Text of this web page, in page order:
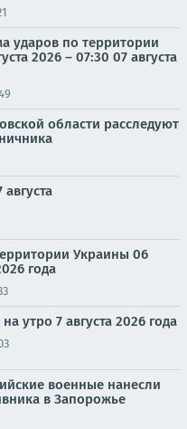
ударов по территории
2026 – 07:30 07 августа
области расследуют
Украины 06
года
утро 7 августа 2026 года
военные нанесли
в Запорожье